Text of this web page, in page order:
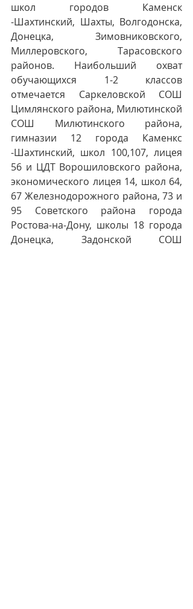
школ городов Каменск
-Шахтинский, Шахты, Волгодонска,
Донецка, Зимовниковского,
Миллеровского, Тарасовского
районов. Наибольший охват
обучающихся 1-2 классов
отмечается Саркеловской СОШ
Цимлянского района, Милютинской
СОШ Милютинского района,
гимназии 12 города Каменкс
-Шахтинский, школ 100,107, лицея
56 и ЦДТ Ворошиловского района,
экономического лицея 14, школ 64,
67 Железнодорожного района, 73 и
95 Советского района города
Ростова-на-Дону, школы 18 города
Донецка, Задонской СОШ